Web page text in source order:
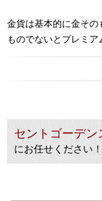
金貨は基本的に金そ
ものでないとプレミア
セントゴーデン
にお任せください！